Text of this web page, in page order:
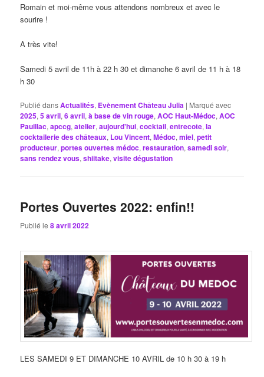
Romain et moi-même vous attendons nombreux et avec le
sourire !
A très vite!
Samedi 5 avril de 11h à 22 h 30 et dimanche 6 avril de 11 h à 18
h 30
Publié dansActualités, Evènement Château Julia | Marqué avec
2025,5 avril,6 avril,à base de vin rouge,AOC Haut-Médoc,AOC
Pauillac,apccg,atelier,aujourd'hui,cocktail,entrecote,la
cocktailerie des châteaux, Lou Vincent,Médoc,miel,petit
producteur,portes ouvertes médoc,restauration,samedi soir,
sans rendez vous,shiitake,visite dégustation
Portes Ouvertes 2022: enfin!!
Publié le8 avril 2022
LES SAMEDI 9 ET DIMANCHE 10 AVRIL de 10 h 30 à 19 h